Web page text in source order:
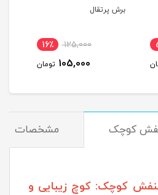
برش پرتقال
125,000 16٪
105,000 تومان
کوچک مشخصات
کوچک: کوچ زیبایی و